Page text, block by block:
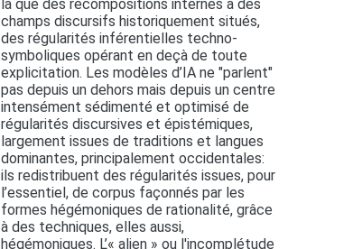
là que des recompositions internes à des
champs discursifs historiquement situés,
des régularités inférentielles techno-
symboliques opérant en deçà de toute
explicitation. Les modèles d’IA ne "parlent"
pas depuis un dehors mais depuis un centre
intensément sédimenté et optimisé de
régularités discursives et épistémiques,
largement issues de traditions et langues
dominantes, principalement occidentales:
ils redistribuent des régularités issues, pour
l’essentiel, de corpus façonnés par les
formes hégémoniques de rationalité, grâce
à des techniques, elles aussi,
hégémoniques. L’« alien » ou l'incomplétude